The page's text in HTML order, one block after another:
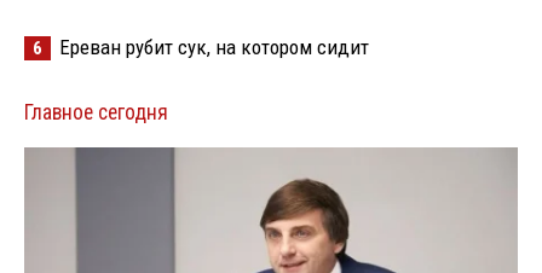
6 Ереван рубит сук, на котором сидит
Главное сегодня